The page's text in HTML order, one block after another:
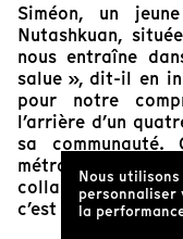
Siméon, un
Nutashkuan,
nous entraîne
salue », dit-il en
pour notre
l’arrière d’un
sa
métrage d’à
collaboration
c’est ce que
Nous utilisons
la